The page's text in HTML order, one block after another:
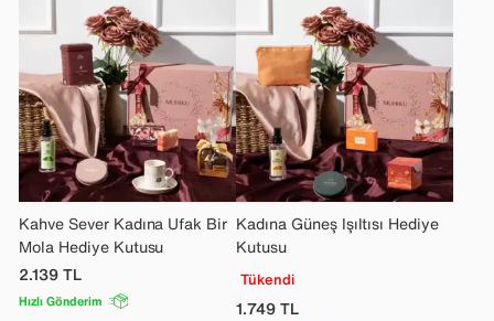
Kahve Sever Kadına Ufak Bir
Mola Hediye Kutusu
2.139TL
Hızlı Gönderim
Kadına Güneş Işıltısı Hediye
Kutusu
Tükendi
1.749TL